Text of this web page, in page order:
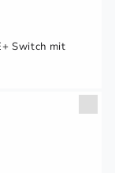
Switch mit